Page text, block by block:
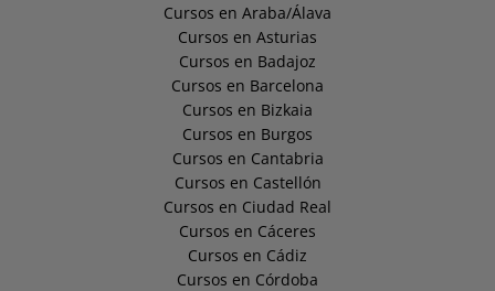
Cursos en Araba/Álava
Cursos en Asturias
Cursos en Badajoz
Cursos en Barcelona
Cursos en Bizkaia
Cursos en Burgos
Cursos en Cantabria
Cursos en Castellón
Cursos en Ciudad Real
Cursos en Cáceres
Cursos en Cádiz
Cursos en Córdoba